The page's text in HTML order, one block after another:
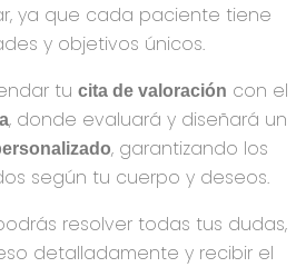
ya que cada paciente tiene
y objetivos únicos.
tu cita de valoración con el
, donde evaluará y diseñará un
, garantizando los
según tu cuerpo y deseos.
resolver todas tus dudas,
detalladamente y recibir el